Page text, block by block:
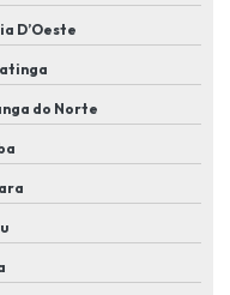
D’Oeste
do Norte